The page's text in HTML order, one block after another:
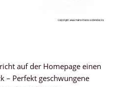
auf der Homepage einen
– Perfekt geschwungene